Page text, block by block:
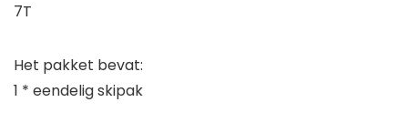
7T
Het pakket bevat:
1 * eendelig skipak